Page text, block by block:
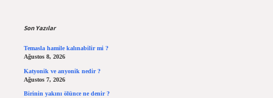
Son Yazılar
Temasla hamile kalınabilir mi ?
Ağustos 8, 2026
Katyonik ve anyonik nedir ?
Ağustos 7, 2026
Birinin yakını ölünce ne denir ?